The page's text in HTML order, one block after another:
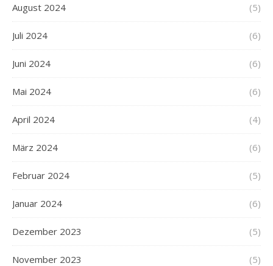
August 2024 (5)
Juli 2024 (6)
Juni 2024 (6)
Mai 2024 (6)
April 2024 (4)
März 2024 (6)
Februar 2024 (5)
Januar 2024 (6)
Dezember 2023 (5)
November 2023 (5)